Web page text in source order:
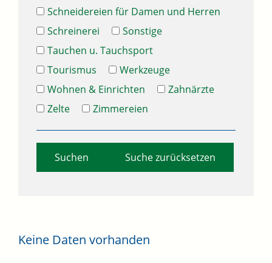
Schneidereien für Damen und Herren
Schreinerei
Sonstige
Tauchen u. Tauchsport
Tourismus
Werkzeuge
Wohnen & Einrichten
Zahnärzte
Zelte
Zimmereien
Suche zurücksetzen
Keine Daten vorhanden